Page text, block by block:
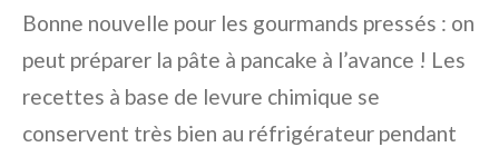
Bonne nouvelle pour les gourmands pressés : on
peut préparer la pâte à pancake à l’avance ! Les
recettes à base de levure chimique se
conservent très bien au réfrigérateur pendant